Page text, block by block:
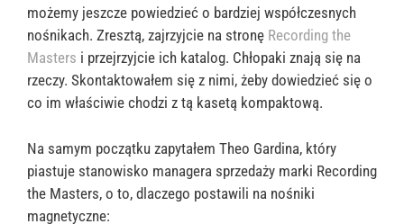
możemy jeszcze powiedzieć o bardziej współczesnych
nośnikach. Zresztą, zajrzyjcie na stronę Recording the
Masters i przejrzyjcie ich katalog. Chłopaki znają się na
rzeczy. Skontaktowałem się z nimi, żeby dowiedzieć się o
co im właściwie chodzi z tą kasetą kompaktową.
Na samym początku zapytałem Theo Gardina, który
piastuje stanowisko managera sprzedaży marki Recording
the Masters, o to, dlaczego postawili na nośniki
magnetyczne: